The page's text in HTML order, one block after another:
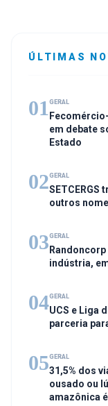
ÚLTIMAS
01 GERAL
em debate
Estado
02GERAL
SETCERGS
outros
03GERAL
indústria,
04GERAL
UCS e Liga
parceria
05GERAL
31,5% dos
ousado ou
amazônica